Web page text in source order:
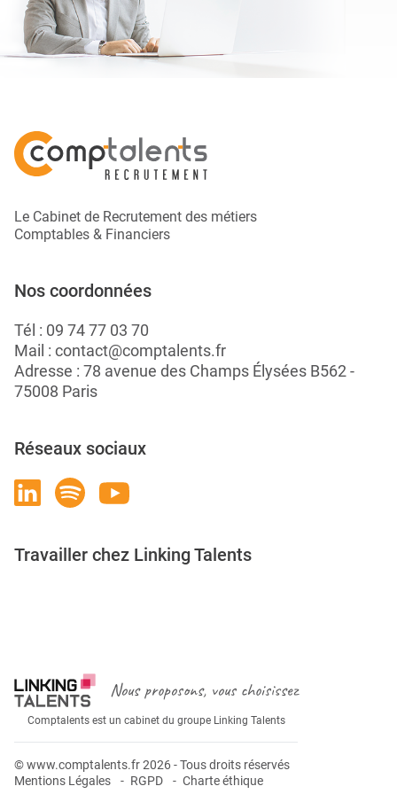
Le Cabinet de Recrutement des métiers
Comptables & Financiers
Nos coordonnées
Tél : 09 74 77 03 70
Mail : contact@comptalents.fr
Adresse : 78 avenue des Champs Élysées B562 -
75008 Paris
Réseaux sociaux
Travailler chez Linking Talents
Nous proposons, vous choisissez
Comptalents est un cabinet du groupe Linking Talents
© www.comptalents.fr 2026 - Tous droits réservés
Mentions Légales
RGPD Charte éthique